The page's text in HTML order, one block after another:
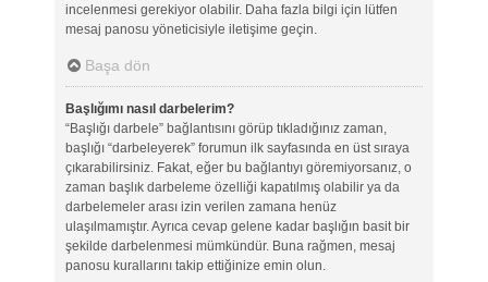
incelenmesi gerekiyor olabilir. Daha fazla bilgi için lütfen
mesaj panosu yöneticisiyle iletişime geçin.
Başa dön
Başlığımı nasıl darbelerim?
“Başlığı darbele” bağlantısını görüp tıkladığınız zaman,
başlığı “darbeleyerek” forumun ilk sayfasında en üst sıraya
çıkarabilirsiniz. Fakat, eğer bu bağlantıyı göremiyorsanız, o
zaman başlık darbeleme özelliği kapatılmış olabilir ya da
darbelemeler arası izin verilen zamana henüz
ulaşılmamıştır. Ayrıca cevap gelene kadar başlığın basit bir
şekilde darbelenmesi mümkündür. Buna rağmen, mesaj
panosu kurallarını takip ettiğinize emin olun.